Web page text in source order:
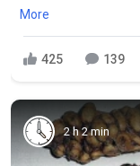
More
425 139
2 h 2 min